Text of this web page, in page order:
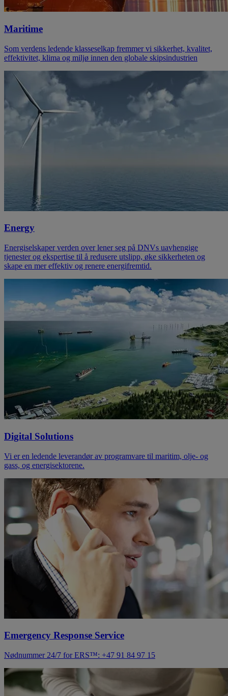
Maritime
Som verdens ledende klasseselkap fremmer vi sikkerhet, kvalitet,
effektivitet, klima og miljø innen den globale skipsindustrien
Energy
Energiselskaper verden over lener seg på DNVs uavhengige
tjenester og ekspertise til å redusere utslipp, øke sikkerheten og
skape en mer effektiv og renere energifremtid.
Digital Solutions
Vi er en ledende leverandør av programvare til maritim, olje- og
gass, og energisektorene.
Emergency Response Service
Nødnummer 24/7 for ERS™: +47 91 84 97 15